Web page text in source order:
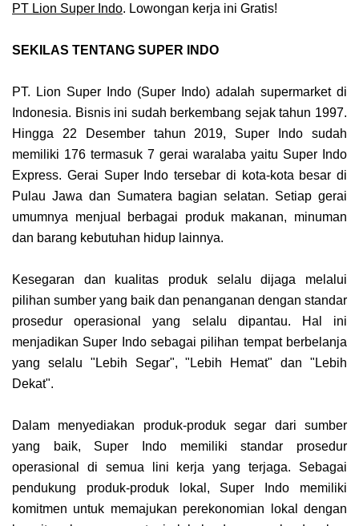
PT Lion Super Indo. Lowongan kerja ini Gratis!
SEKILAS TENTANG SUPER INDO
PT. Lion Super Indo (Super Indo) adalah supermarket di
Indonesia. Bisnis ini sudah berkembang sejak tahun 1997.
Hingga 22 Desember tahun 2019, Super Indo sudah
memiliki 176 termasuk 7 gerai waralaba yaitu Super Indo
Express. Gerai Super Indo tersebar di kota-kota besar di
Pulau Jawa dan Sumatera bagian selatan. Setiap gerai
umumnya menjual berbagai produk makanan, minuman
dan barang kebutuhan hidup lainnya.
Kesegaran dan kualitas produk selalu dijaga melalui
pilihan sumber yang baik dan penanganan dengan standar
prosedur operasional yang selalu dipantau. Hal ini
menjadikan Super Indo sebagai pilihan tempat berbelanja
yang selalu "Lebih Segar", "Lebih Hemat" dan "Lebih
Dekat".
Dalam menyediakan produk-produk segar dari sumber
yang baik, Super Indo memiliki standar prosedur
operasional di semua lini kerja yang terjaga. Sebagai
pendukung produk-produk lokal, Super Indo memiliki
komitmen untuk memajukan perekonomian lokal dengan